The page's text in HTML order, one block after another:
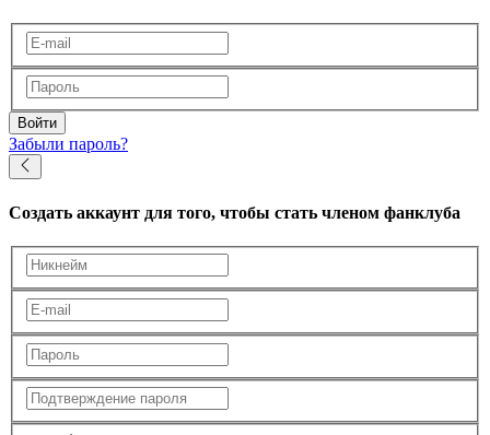
Войти
Забыли пароль?
Создать аккаунт для того, чтобы стать членом фанклуба